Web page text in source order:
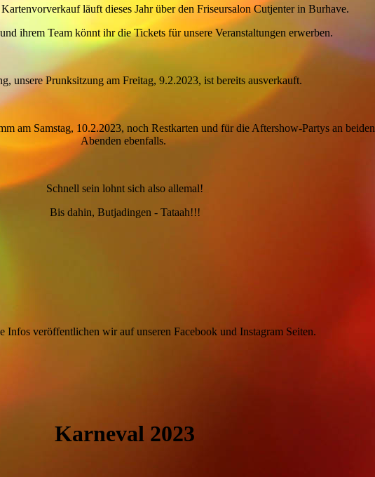
läuft dieses Jahr über den Friseursalon Cutjenter in Burhave.
ihrem Team könnt ihr die Tickets für unsere Veranstaltungen erwerben.
unsere Prunksitzung am Freitag, 9.2.2023, ist bereits ausverkauft.
am Samstag, 10.2.2023, noch Restkarten und für die Aftershow-Partys an beiden
Abenden ebenfalls.
Schnell sein lohnt sich also allemal!
Bis dahin, Butjadingen - Tataah!!!
Infos veröffentlichen wir auf unseren Facebook und Instagram Seiten.
Karneval 2023